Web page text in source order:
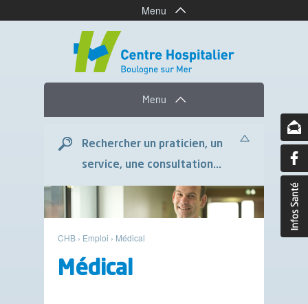
Menu
Menu
Rechercher un praticien, un
service, une consultation...
CHB › Emploi › Médical
Médical